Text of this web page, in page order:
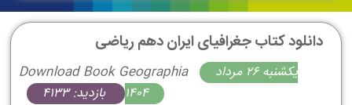
دانلود کتاب جغرافیای ایران دهم ریاضی
Download Book Geographia
يكشنبه 26 مرداد
1404
بازدید: 4133